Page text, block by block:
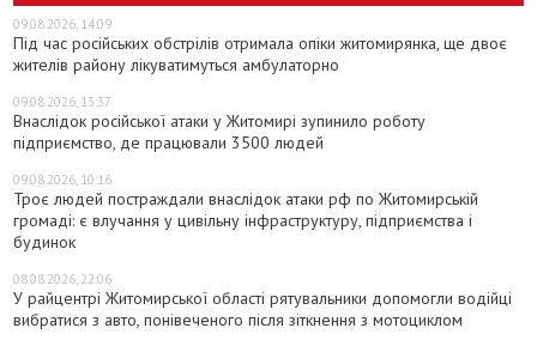
09.08.2026, 14:09
Під час російських обстрілів отримала опіки житомирянка, ще двоє
жителів району лікуватимуться амбулаторно
09.08.2026, 13:37
Внаслідок російської атаки у Житомирі зупинило роботу
підприємство, де працювали 3500 людей
09.08.2026, 10:16
Троє людей постраждали внаслідок атаки рф по Житомирській
громаді: є влучання у цивільну інфраструктуру, підприємства і
будинок
08.08.2026, 22:06
У райцентрі Житомирської області рятувальники допомогли водійці
вибратися з авто, понівеченого після зіткнення з мотоциклом